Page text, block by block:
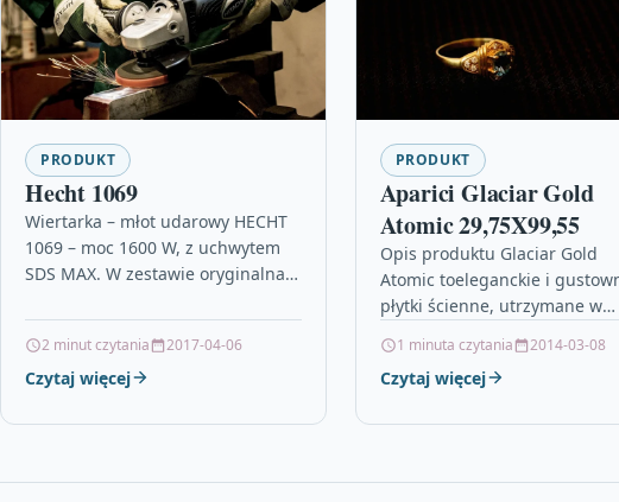
PRODUKT
Hecht 1069
Wiertarka – młot udarowy HECHT
1069 – moc 1600 W, z uchwytem
SDS MAX. W zestawie oryginalna
dodatkowe akcesoria.Funkcje
urządzenia: wiercenie…
2 minut czytania 2017-04-06
Czytaj więcej
PRODUKT
Aparici Glaciar Gold
Atomic 29,75X99,55
Opis produktu Glaciar Gold
Atomic toeleganckie i
płytki ścienne, utrzymane w
strukturalną powierzchnię,
odzwierciedla delikatny wzór
1 minuta czytania 2014-03-08
Czytaj więcej